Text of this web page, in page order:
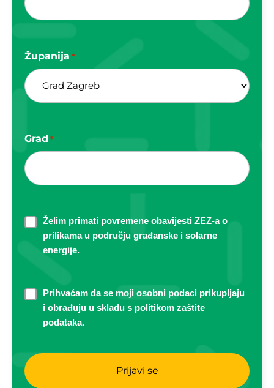
Županija *
Grad *
Newsletter
Želim primati povremene obavijesti ZEZ-a o
prilikama u području građanske i solarne
energije.
PrivolaPrihvaćam da se moji osobni podaci prikupljaju
i obrađuju u skladu s politikom zaštite
podataka.